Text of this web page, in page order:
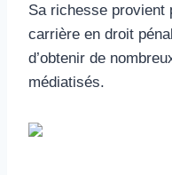
Sa richesse provient
carrière en droit
d’obtenir de
médiatisés.